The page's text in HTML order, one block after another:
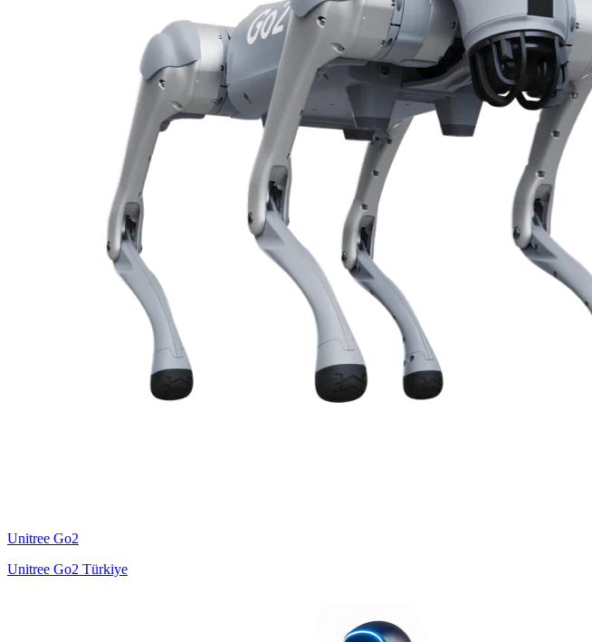
Unitree Go2
Unitree Go2 Türkiye